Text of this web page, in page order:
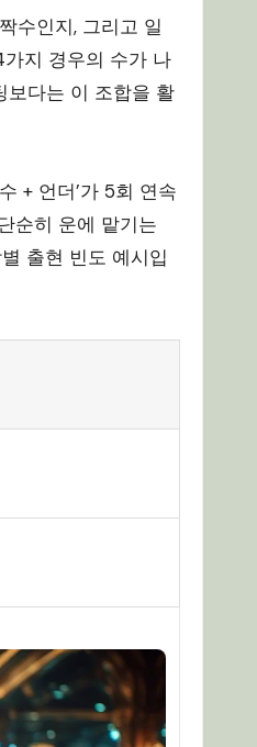
수인지, 그리고 일
지 경우의 수가 나
보다는 이 조합을 활
+ 언더’가 5회 연속
순히 운에 맡기는
출현 빈도 예시입